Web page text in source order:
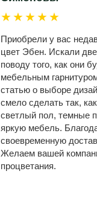
★★★★★
Приобрели у вас
цвет Эбен. Искали
поводу того, как они
мебельным
статью о выборе
смело сделать так,
светлый пол, темные
яркую мебель.
своевременную
Желаем вашей
процветания.